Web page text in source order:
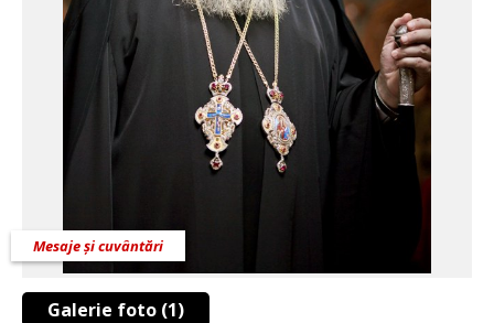
Galerie foto (1)
Mesaje și cuvântări